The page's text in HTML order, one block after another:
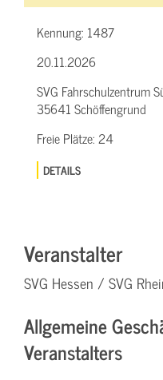
Kennung: 1487
20.11.2026
SVG Fahrschulzentrum
35641 Schöffengrund
Freie Plätze:24
DETAILS
Veranstalter
SVG Hessen / SVG
Allgemeine
Veranstalters